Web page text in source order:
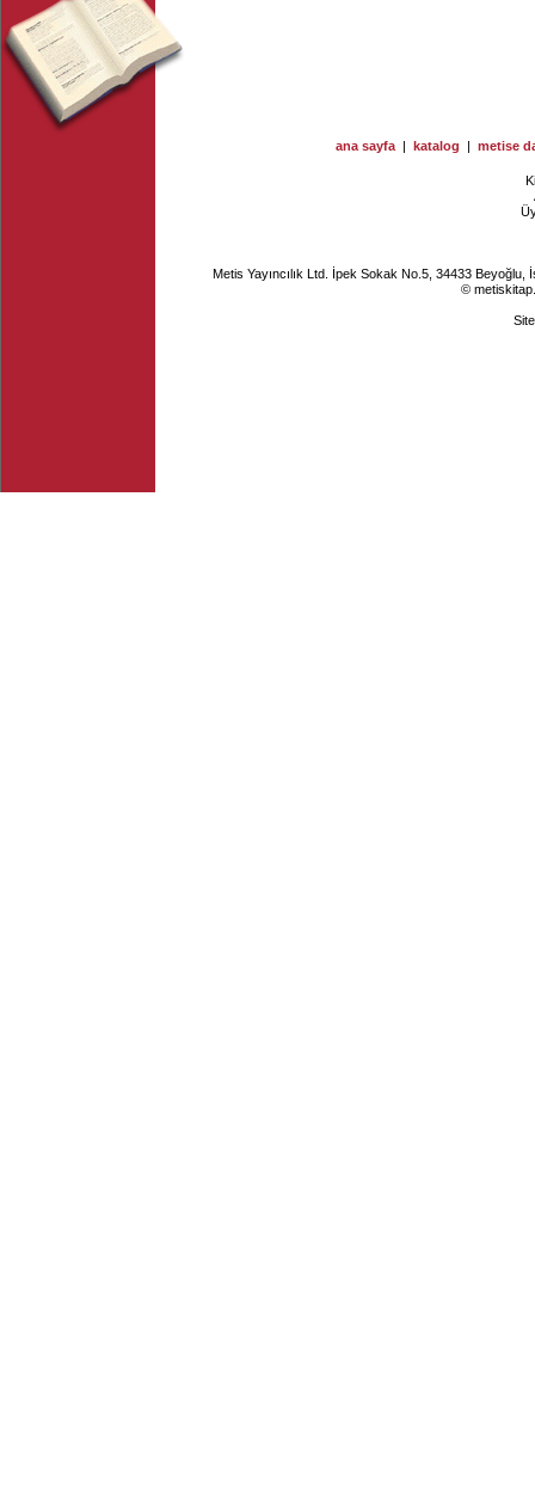
ana sayfa | katalog | metise
Metis Yayıncılık Ltd. İpek Sokak No.5, 34433
©